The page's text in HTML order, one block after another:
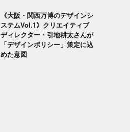
《大阪・関西万博のデザインシ
ステムVol.1》クリエイティブ
ディレクター・引地耕太さんが
「デザインポリシー」策定に込
めた意図